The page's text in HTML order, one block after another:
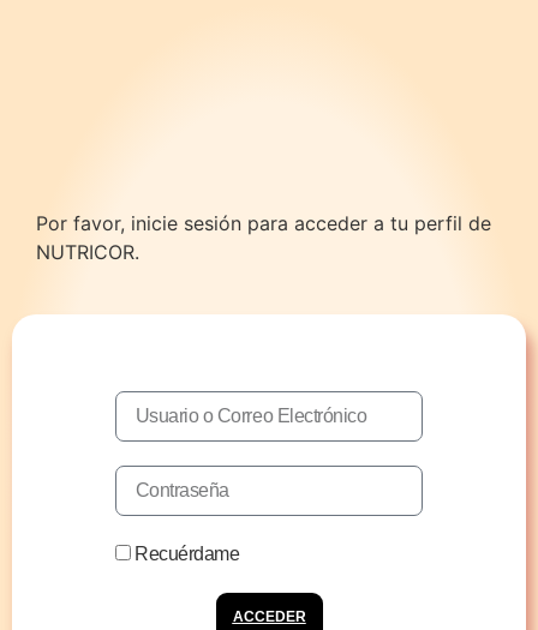
Por favor, inicie sesión para acceder a tu perfil de
NUTRICOR.
Recuérdame
ACCEDER